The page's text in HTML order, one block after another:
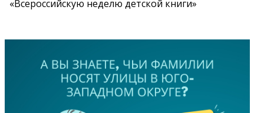
«Всероссийскую неделю детской книги»